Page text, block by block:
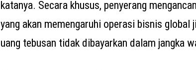
katanya. Secara khusus, penyerang
yang akan memengaruhi operasi bisnis
uang tebusan tidak dibayarkan dalam jangka